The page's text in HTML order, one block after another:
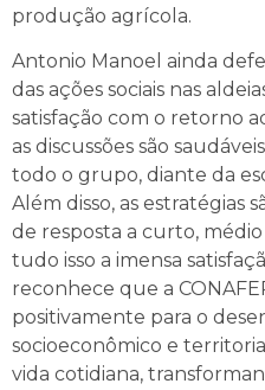
produção agrícola.
Antonio Manoel ainda
das ações sociais nas
satisfação com o retorno
as discussões são
todo o grupo, diante da
Além disso, as estratégias
de resposta a curto,
tudo isso a imensa
reconhece que a
positivamente para o
socioeconômico e
vida cotidiana,